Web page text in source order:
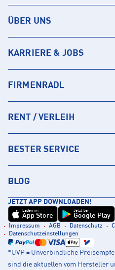
ÜBER UNS
KARRIERE & JOBS
FIRMENRADL
RENT / VERLEIH
BESTER SERVICE
BLOG
JETZT APP DOWNLOADEN!
Laden im
App Store
Jetzt bei
Google Play
Impressum AGB Datenschutz
Datenschutzeinstellungen
*UVP = Unverbindliche
sind die aktuellen vom Hersteller